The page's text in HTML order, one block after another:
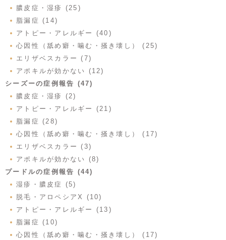
膿皮症・湿疹 (25)
脂漏症 (14)
アトピー・アレルギー (40)
心因性（舐め癖・噛む・掻き壊し） (25)
エリザベスカラー (7)
アポキルが効かない (12)
シーズーの症例報告 (47)
膿皮症・湿疹 (2)
アトピー・アレルギー (21)
脂漏症 (28)
心因性（舐め癖・噛む・掻き壊し） (17)
エリザベスカラー (3)
アポキルが効かない (8)
プードルの症例報告 (44)
湿疹・膿皮症 (5)
脱毛・アロペシアX (10)
アトピー・アレルギー (13)
脂漏症 (10)
心因性（舐め癖・噛む・掻き壊し） (17)